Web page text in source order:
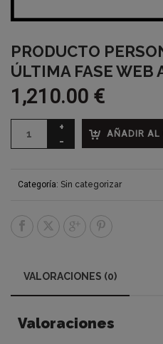
PRODUCTO
ÚLTIMA FASE WEB
1,210.00 €
AÑADIR AL
Categoría: Sin categorizar
VALORACIONES (0)
Valoraciones